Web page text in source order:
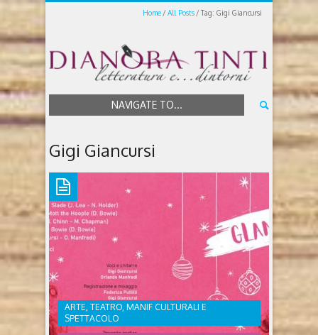
Home All Posts Tag: Gigi Giancursi
NAVIGATE TO...
Gigi Giancursi
ARTE, TEATRO, MANIF CULTURALI E
SPETTACOLO